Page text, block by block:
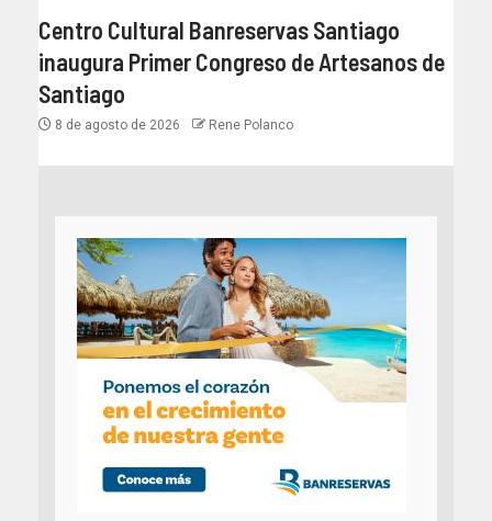
Centro Cultural Banreservas Santiago
inaugura Primer Congreso de Artesanos de
Santiago
8 de agosto de 2026 Rene Polanco